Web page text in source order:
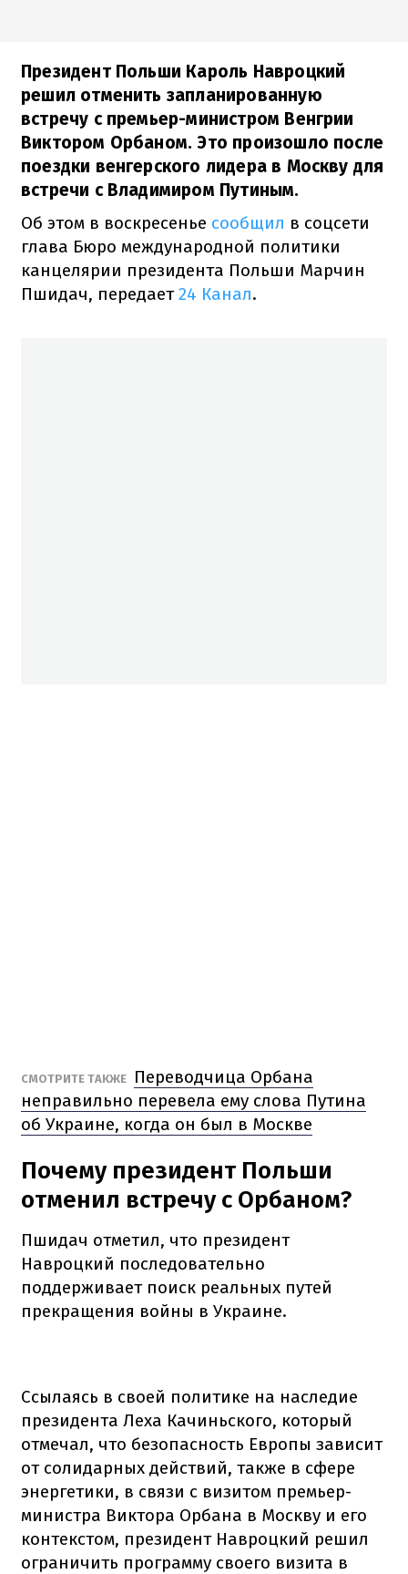
Президент Польши Кароль Навроцкий
решил отменить запланированную
встречу с премьер-министром Венгрии
Виктором Орбаном. Это произошло после
поездки венгерского лидера в Москву для
встречи с Владимиром Путиным.
Об этом в воскресенье сообщил в соцсети
глава Бюро международной политики
канцелярии президента Польши Марчин
Пшидач, передает24 Канал.
СМОТРИТЕ ТАКЖЕ
Переводчица Орбана
неправильно перевела ему слова Путина
об Украине, когда он был в Москве
Почему президент Польши
отменил встречу с Орбаном?
Пшидач отметил, что президент
Навроцкий последовательно
поддерживает поиск реальных путей
прекращения войны в Украине.
Ссылаясь в своей политике на наследие
президента Леха Качиньского, который
отмечал, что безопасность Европы зависит
от солидарных действий, также в сфере
энергетики, в связи с визитом премьер-
министра Виктора Орбана в Москву и его
контекстом, президент Навроцкий решил
ограничить программу своего визита в